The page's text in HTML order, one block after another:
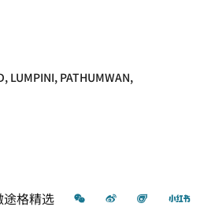
LUMPINI, PATHUMWAN,
格精选 微信 微博 飞猪 小